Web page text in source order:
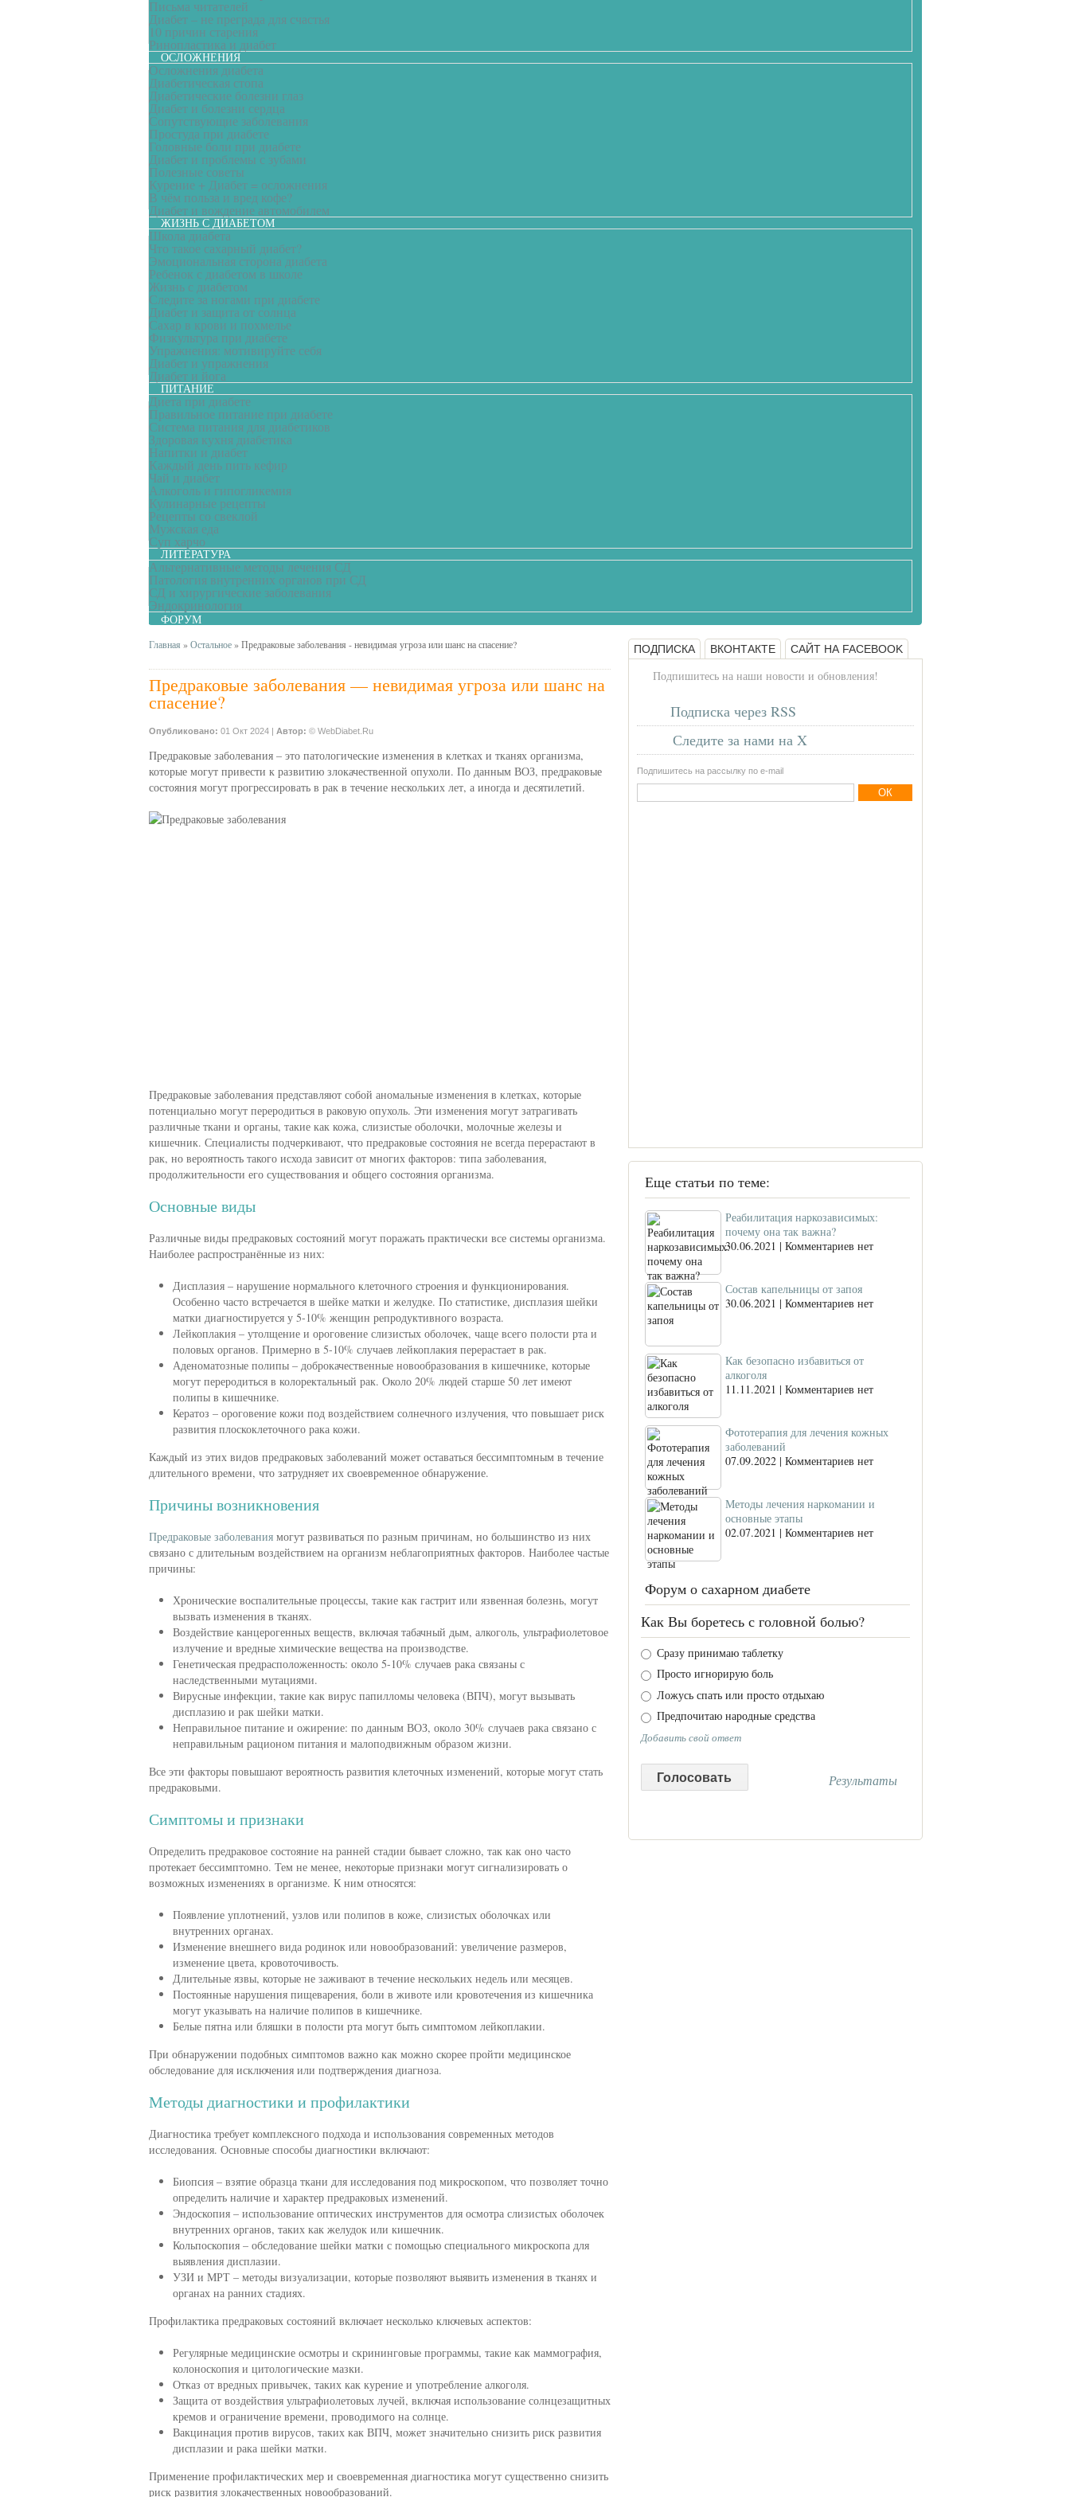
Письма читателей
Диабет – не преграда для счастья
10 причин старения
Ринопластика и диабет
ОСЛОЖНЕНИЯ
Осложнения диабета
Диабетическая стопа
Диабетические болезни глаз
Диабет и болезни сердца
Сопутствующие заболевания
Простуда при диабете
Головные боли при диабете
Диабет и проблемы с зубами
Полезные советы
Курение + Диабет = осложнения
В чём польза и вред кофе?
Диабет и вождение автомобилем
ЖИЗНЬ С ДИАБЕТОМ
Школа диабета
Что такое сахарный диабет?
Эмоциональная сторона диабета
Ребенок с диабетом в школе
Жизнь с диабетом
Следите за ногами при диабете
Диабет и защита от солнца
Сахар в крови и похмелье
Физкультура при диабете
Упражнения: мотивируйте себя
Диабет и упражнения
Диабет и йога
ПИТАНИЕ
Диета при диабете
Правильное питание при диабете
Система питания для диабетиков
Здоровая кухня диабетика
Напитки и диабет
Каждый день пить кефир
Чай и диабет
Алкоголь и гипогликемия
Кулинарные рецепты
Рецепты со свеклой
Мужская еда
Суп харчо
ЛИТЕРАТУРА
Альтернативные методы лечения СД
Патология внутренних органов при СД
СД и хирургические заболевания
Эндокринология
ФОРУМ
Главная »Остальное»Предраковые заболевания - невидимая угроза или шанс на спасение?
Предраковые заболевания — невидимая угроза или шанс на
спасение?
Опубликовано: 01 Окт 2024 | Автор: © WebDiabet.Ru
Предраковые заболевания – это патологические изменения в клетках и тканях организма,
которые могут привести к развитию злокачественной опухоли. По данным ВОЗ, предраковые
состояния могут прогрессировать в рак в течение нескольких лет, а иногда и десятилетий.
Предраковые заболевания представляют собой аномальные изменения в клетках, которые
потенциально могут переродиться в раковую опухоль. Эти изменения могут затрагивать
различные ткани и органы, такие как кожа, слизистые оболочки, молочные железы и
кишечник. Специалисты подчеркивают, что предраковые состояния не всегда перерастают в
рак, но вероятность такого исхода зависит от многих факторов: типа заболевания,
продолжительности его существования и общего состояния организма.
Основные виды
Различные виды предраковых состояний могут поражать практически все системы организма.
Наиболее распространённые из них:
Дисплазия – нарушение нормального клеточного строения и функционирования.
Особенно часто встречается в шейке матки и желудке. По статистике, дисплазия шейки
матки диагностируется у 5-10% женщин репродуктивного возраста.
Лейкоплакия – утолщение и ороговение слизистых оболочек, чаще всего полости рта и
половых органов. Примерно в 5-10% случаев лейкоплакия перерастает в рак.
Аденоматозные полипы – доброкачественные новообразования в кишечнике, которые
могут переродиться в колоректальный рак. Около 20% людей старше 50 лет имеют
полипы в кишечнике.
Кератоз – ороговение кожи под воздействием солнечного излучения, что повышает риск
развития плоскоклеточного рака кожи.
Каждый из этих видов предраковых заболеваний может оставаться бессимптомным в течение
длительного времени, что затрудняет их своевременное обнаружение.
Причины возникновения
Предраковые заболевания могут развиваться по разным причинам, но большинство из них
связано с длительным воздействием на организм неблагоприятных факторов. Наиболее частые
причины:
Хронические воспалительные процессы, такие как гастрит или язвенная болезнь, могут
вызвать изменения в тканях.
Воздействие канцерогенных веществ, включая табачный дым, алкоголь, ультрафиолетовое
излучение и вредные химические вещества на производстве.
Генетическая предрасположенность: около 5-10% случаев рака связаны с
наследственными мутациями.
Вирусные инфекции, такие как вирус папилломы человека (ВПЧ), могут вызывать
дисплазию и рак шейки матки.
Неправильное питание и ожирение: по данным ВОЗ, около 30% случаев рака связано с
неправильным рационом питания и малоподвижным образом жизни.
Все эти факторы повышают вероятность развития клеточных изменений, которые могут стать
предраковыми.
Симптомы и признаки
Определить предраковое состояние на ранней стадии бывает сложно, так как оно часто
протекает бессимптомно. Тем не менее, некоторые признаки могут сигнализировать о
возможных изменениях в организме. К ним относятся:
Появление уплотнений, узлов или полипов в коже, слизистых оболочках или
внутренних органах.
Изменение внешнего вида родинок или новообразований: увеличение размеров,
изменение цвета, кровоточивость.
Длительные язвы, которые не заживают в течение нескольких недель или месяцев.
Постоянные нарушения пищеварения, боли в животе или кровотечения из кишечника
могут указывать на наличие полипов в кишечнике.
Белые пятна или бляшки в полости рта могут быть симптомом лейкоплакии.
При обнаружении подобных симптомов важно как можно скорее пройти медицинское
обследование для исключения или подтверждения диагноза.
Методы диагностики и профилактики
Диагностика требует комплексного подхода и использования современных методов
исследования. Основные способы диагностики включают:
Биопсия – взятие образца ткани для исследования под микроскопом, что позволяет точно
определить наличие и характер предраковых изменений.
Эндоскопия – использование оптических инструментов для осмотра слизистых оболочек
внутренних органов, таких как желудок или кишечник.
Кольпоскопия – обследование шейки матки с помощью специального микроскопа для
выявления дисплазии.
УЗИ и МРТ – методы визуализации, которые позволяют выявить изменения в тканях и
органах на ранних стадиях.
Профилактика предраковых состояний включает несколько ключевых аспектов:
Регулярные медицинские осмотры и скрининговые программы, такие как маммография,
колоноскопия и цитологические мазки.
Отказ от вредных привычек, таких как курение и употребление алкоголя.
Защита от воздействия ультрафиолетовых лучей, включая использование солнцезащитных
кремов и ограничение времени, проводимого на солнце.
Вакцинация против вирусов, таких как ВПЧ, может значительно снизить риск развития
дисплазии и рака шейки матки.
Применение профилактических мер и своевременная диагностика могут существенно снизить
риск развития злокачественных новообразований.
ПОДПИСКА ВКОНТАКТЕ САЙТ НА FACEBOOK
Подпишитесь на наши новости и обновления!
Подписка через RSS
Следите за нами на X
Подпишитесь на рассылку по e-mail
Еще статьи по теме:
Реабилитация наркозависимых:
почему она так важна?
30.06.2021 | Комментариев нет
Состав капельницы от запоя
30.06.2021 | Комментариев нет
Как безопасно избавиться от
алкоголя
11.11.2021 | Комментариев нет
Фототерапия для лечения кожных
заболеваний
07.09.2022 | Комментариев нет
Методы лечения наркомании и
основные этапы
02.07.2021 | Комментариев нет
Форум о сахарном диабете
Как Вы боретесь с головной болью?
Сразу принимаю таблетку
Просто игнорирую боль
Ложусь спать или просто отдыхаю
Предпочитаю народные средства
Добавить свой ответ
Результаты